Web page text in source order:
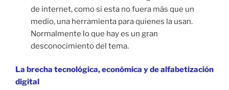
de internet, como si esta no fuera más que un
medio, una herramienta para quienes la usan.
Normalmente lo que hay es un gran
desconocimiento del tema.
La brecha tecnológica, económica y de alfabetización
digital